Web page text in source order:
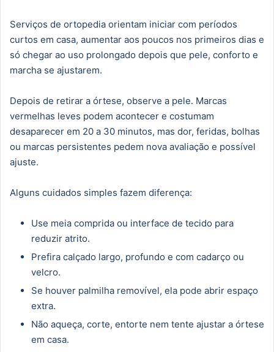
Serviços de ortopedia orientam iniciar com períodos
curtos em casa, aumentar aos poucos nos primeiros dias e
só chegar ao uso prolongado depois que pele, conforto e
marcha se ajustarem.
Depois de retirar a órtese, observe a pele. Marcas
vermelhas leves podem acontecer e costumam
desaparecer em 20 a 30 minutos, mas dor, feridas, bolhas
ou marcas persistentes pedem nova avaliação e possível
ajuste.
Alguns cuidados simples fazem diferença:
Use meia comprida ou interface de tecido para
reduzir atrito.
Prefira calçado largo, profundo e com cadarço ou
velcro.
Se houver palmilha removível, ela pode abrir espaço
extra.
Não aqueça, corte, entorte nem tente ajustar a órtese
em casa.